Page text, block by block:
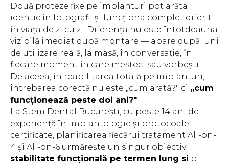
Două proteze fixe pe implanturi pot arăta
identic în fotografii și funcționa complet diferit
în viața de zi cu zi. Diferența nu este întotdeauna
vizibilă imediat după montare — apare după luni
de utilizare reală, la masă, în conversație, în
fiecare moment în care mesteci sau vorbești.
De aceea, în reabilitarea totală pe implanturi,
întrebarea corectă nu este „cum arată?" ci „cum
funcționează peste doi ani?"
La Stem Dental București, cu peste 14 ani de
experiență în implantologie și protocoale
certificate, planificarea fiecărui tratament All-on-
4 și All-on-6 urmărește un singur obiectiv:
stabilitate funcțională pe termen lung si o